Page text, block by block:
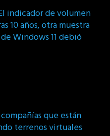
indicador de volumen
10 años, otra muestra
Windows 11 debió
que están
terrenos virtuales